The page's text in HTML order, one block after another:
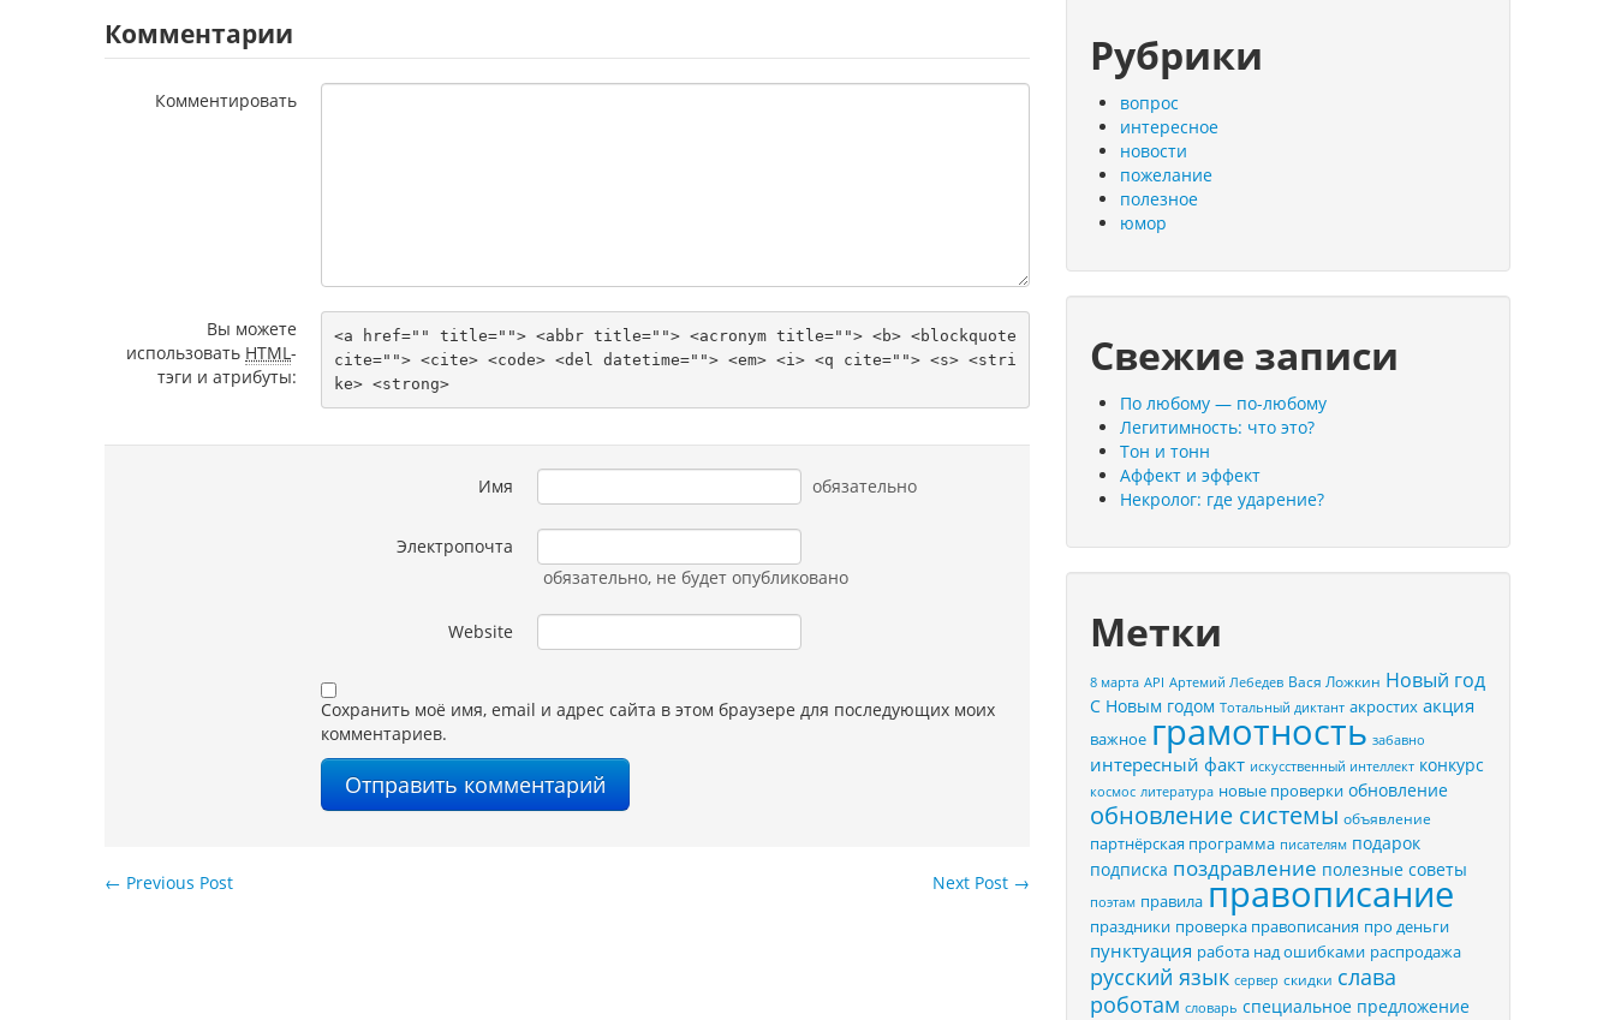
Комментарии
Комментировать
Вы можете
использовать HTML-
тэги и атрибуты:
<a href="" title=""> <abbr title=""> <acronym title=""> <b> <blockquote
cite=""> <cite> <code> <del datetime=""> <em> <i> <q cite=""> <s> <stri
ke> <strong>
Имя обязательно
Электропочта
обязательно, не будет опубликовано
Website
Сохранить моё имя, email и адрес сайта в этом браузере для последующих моих
комментариев.
Next Post →
← Previous Post
Рубрики
вопрос
интересное
новости
пожелание
полезное
юмор
Свежие записи
По любому — по-любому
Легитимность: что это?
Тон и тонн
Аффект и эффект
Некролог: где ударение?
Метки
8 марта API Артемий Лебедев Вася Ложкин Новый год
С Новым годом Тотальный диктант акростих акция
важное грамотность забавно
интересный факт искусственный интеллект конкурс
космос литература новые проверки обновление
обновление системы объявление
партнёрская программа писателям подарок
подписка поздравление полезные советы
поэтам правила правописание
праздники проверка правописания про деньги
пунктуация работа над ошибками распродажа
русский язык сервер скидки слава
роботам словарь специальное предложение